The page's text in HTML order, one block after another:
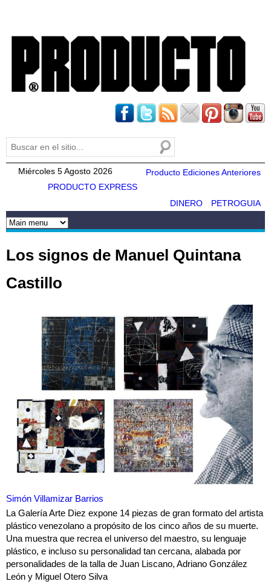
Formulario de búsqueda
Buscar
Miércoles 5 Agosto 2026
Producto Ediciones Anteriores
PRODUCTO EXPRESS
PETROGUIA
DINERO
Los signos de Manuel Quintana
Castillo
Simón Villamizar Barrios
La Galería Arte Diez expone 14 piezas de gran formato del artista
plástico venezolano a propósito de los cinco años de su muerte.
Una muestra que recrea el universo del maestro, su lenguaje
plástico, e incluso su personalidad tan cercana, alabada por
personalidades de la talla de Juan Liscano, Adriano González
León y Miguel Otero Silva